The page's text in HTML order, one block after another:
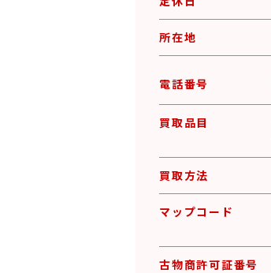
所在地
電話番号
買取品目
買取方法
マップコード
古物商許可証番号